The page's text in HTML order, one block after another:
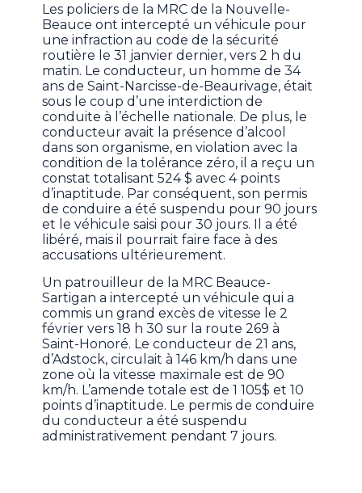
Les policiers de la MRC de la Nouvelle-
Beauce ont intercepté un véhicule pour
une infraction au code de la sécurité
routière le 31 janvier dernier, vers 2 h du
matin. Le conducteur, un homme de 34
ans de Saint-Narcisse-de-Beaurivage, était
sous le coup d’une interdiction de
conduite à l’échelle nationale. De plus, le
conducteur avait la présence d’alcool
dans son organisme, en violation avec la
condition de la tolérance zéro, il a reçu un
constat totalisant 524 $ avec 4 points
d’inaptitude. Par conséquent, son permis
de conduire a été suspendu pour 90 jours
et le véhicule saisi pour 30 jours. Il a été
libéré, mais il pourrait faire face à des
accusations ultérieurement.
Un patrouilleur de la MRC Beauce-
Sartigan a intercepté un véhicule qui a
commis un grand excès de vitesse le 2
février vers 18 h 30 sur la route 269 à
Saint-Honoré. Le conducteur de 21 ans,
d’Adstock, circulait à 146 km/h dans une
zone où la vitesse maximale est de 90
km/h. L’amende totale est de 1 105$ et 10
points d’inaptitude. Le permis de conduire
du conducteur a été suspendu
administrativement pendant 7 jours.